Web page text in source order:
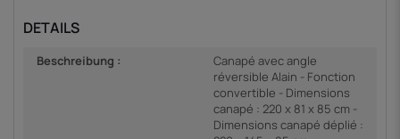
DETAILS
Beschreibung :
Canapé avec angle
réversible Alain - Fonction
convertible - Dimensions
canapé : 220 x 81 x 85 cm -
Dimensions canapé déplié :